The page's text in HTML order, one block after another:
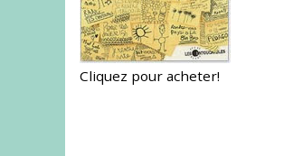
Cliquez pour acheter!